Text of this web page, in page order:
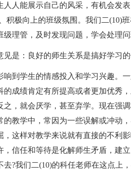
人人能展示自己的风采，有机会发
积极向上的班级氛围。我们二(10)
级理管，及时发现问题，学会处理
见是：良好的师生关系是搞好学习的
响到学生的情感投入和学习兴趣。
的成绩肯定有所提高或者更加优秀
之，就会厌学，甚至弃学。现在强
的教学中，常因为一些误解或冲动
，这样对教学来说就有直接的不利
，信任和等待是化解师生矛盾，建
去?我们二(10)的科任老师在这点上